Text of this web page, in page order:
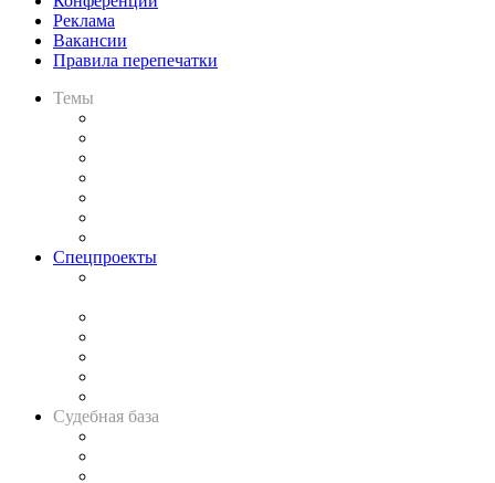
Реклама
Вакансии
Правила перепечатки
Темы
Спецпроекты
Судебная база